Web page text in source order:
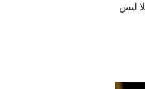
ليس